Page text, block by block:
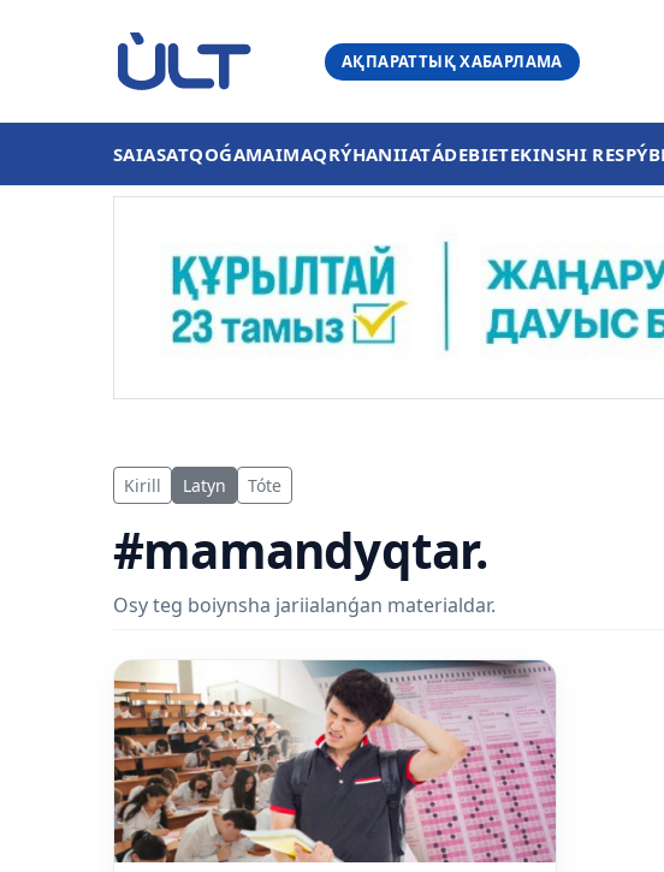
АҚПАРАТТЫҚ ХАБАРЛАМА
SAIASATQOǴAMAIMAQRÝHANIIATÁDEBIETEKINSHI
Kirill Latyn Tóte
#mamandyqtar.
Osy teg boiynsha jariialanǵan materialdar.